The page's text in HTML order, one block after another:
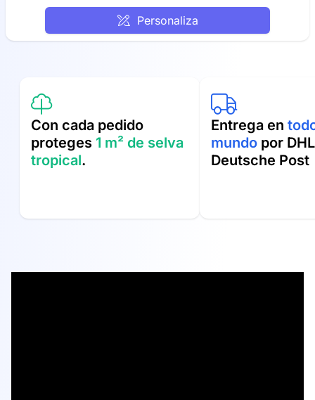
Personaliza
Con cada pedido
proteges 1 m² de selva
tropical.
Entrega en
mundo por
Deutsche Post